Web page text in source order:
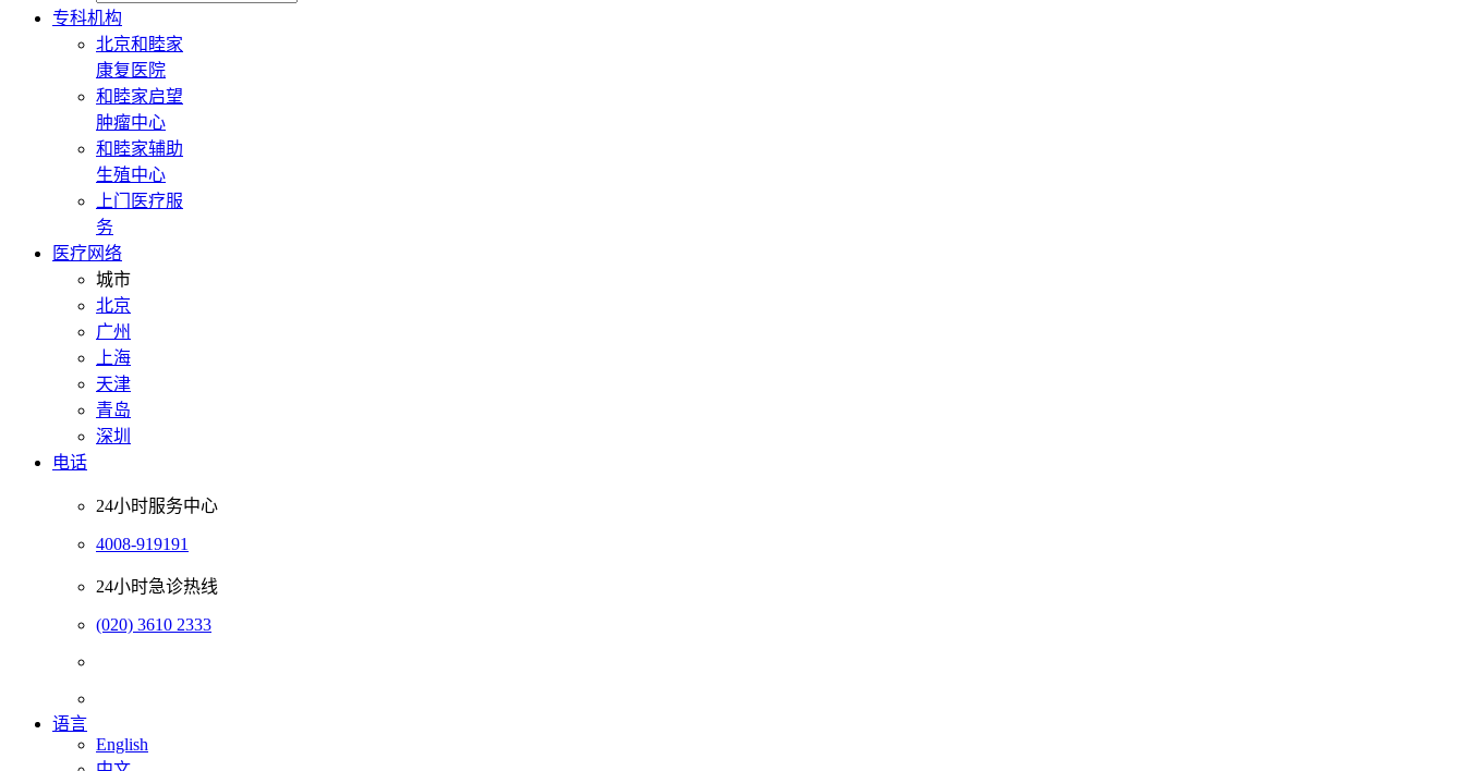
专科机构
北京和睦家
康复医院
和睦家启望
肿瘤中心
和睦家辅助
生殖中心
上门医疗服
务
医疗网络
城市
北京
广州
上海
天津
青岛
深圳
电话
24小时服务中心
4008-919191
24小时急诊热线
(020) 3610 2333
语言
English